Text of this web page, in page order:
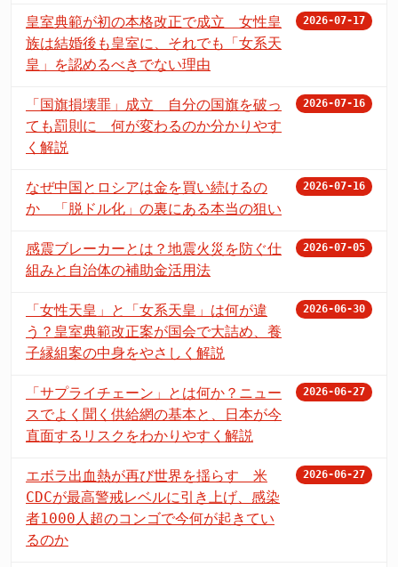
皇室典範が初の本格改正で成立 女性皇
族は結婚後も皇室に、それでも「女系天
皇」を認めるべきでない理由
2026-07-17
「国旗損壊罪」成立 自分の国旗を破っ
ても罰則に 何が変わるのか分かりやす
く解説
2026-07-16
なぜ中国とロシアは金を買い続けるの
か 「脱ドル化」の裏にある本当の狙い
2026-07-16
感震ブレーカーとは？地震火災を防ぐ仕
組みと自治体の補助金活用法
2026-07-05
「女性天皇」と「女系天皇」は何が違
う？皇室典範改正案が国会で大詰め、養
子縁組案の中身をやさしく解説
2026-06-30
「サプライチェーン」とは何か？ニュー
スでよく聞く供給網の基本と、日本が今
直面するリスクをわかりやすく解説
2026-06-27
エボラ出血熱が再び世界を揺らす 米
CDCが最高警戒レベルに引き上げ、感染
者1000人超のコンゴで今何が起きてい
るのか
2026-06-27